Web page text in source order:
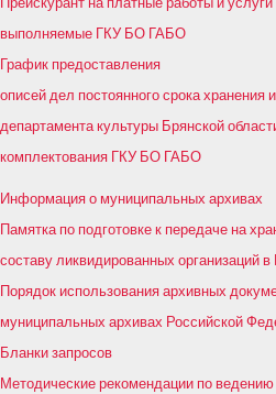
выполняемые ГКУ БО ГАБО
График предоставления
описей дел постоянного срока
департамента культуры Брянской
комплектования ГКУ БО ГАБО
Информация о муниципальных архивах
Памятка по подготовке к передаче на
составу ликвидированных организаций
Порядок использования архивных
муниципальных архивах Российской
Бланки запросов
Методические рекомендации по